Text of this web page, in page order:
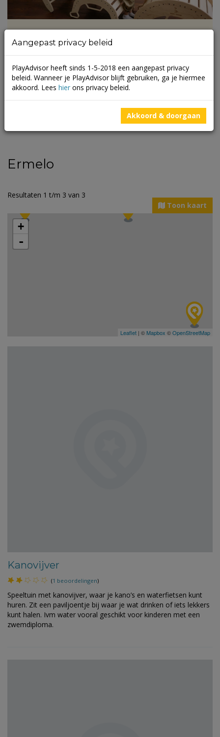
Houten klimtoestel met glijbaan en
ander duurzaam speelgoed voor in
huis
Lees meer
Ermelo
Resultaten 1 t/m 3 van 3
Toon kaart
+
-
Leaflet | © Mapbox ©OpenStreetMap
Kanovijver
(1 beoordelingen)
Speeltuin met kanovijver, waar je kano’s en waterfietsen kunt
huren. Zit een paviljoentje bij waar je wat drinken of iets lekkers
kunt halen. Ivm water vooral geschikt voor kinderen met een
zwemdiploma.
Aangepast privacy beleid
PlayAdvisor heeft sinds 1-5-2018 een aangepast privacy
beleid. Wanneer je PlayAdvisor blijft gebruiken, ga je hiermee
akkoord. Lees hier ons privacy beleid.
Akkoord & doorgaan